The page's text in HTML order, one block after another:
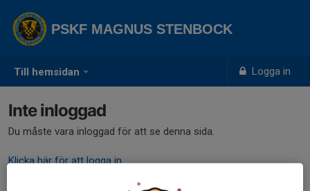
Till hemsidan Logga in
PSKF MAGNUS STENBOCK
Inte inloggad
Du måste vara inloggad för att se denna sida.
Klicka här för att logga in